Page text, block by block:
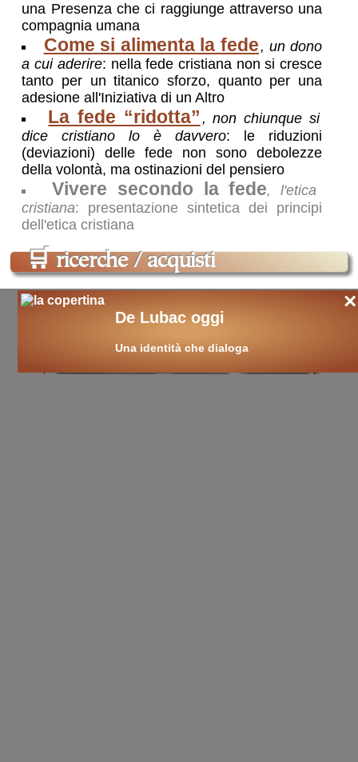
Incollamenti e strappi ,apparenze
immediate a cui non attacarsi: per arrivare
alla meta finale occore strapparsi da ciò
che, nel percorso verso di essa, ci
tratterrebbe a sé, impedendoci la piena
realizzazione
Situazione temporalesca
possibile connivente continuità
davvero grave non è il cedimento
momentaneo al male, ma il sopportare che
nel tempo il male continui a scavare dentro
di noi e a permanere come una sotterranea
riserva, che aspetta solo il momento giusto
per scoppiare
Le “tentazioni”,che cosa sono e come
affrontarle: La vita di fede deve affrontare
degli ostacoli: le “prove” (esteriori) e le
”tentazioni” (interiori). Questa pagina
riguarda queste ultime e come affrontarle
anche alla luce di alcuni grandi maestri di
spiritualità
una Presenza che ci raggiunge attraverso una
compagnia umana
Come si alimenta la fede , un dono
a cui aderire: nella fede cristiana non si cresce
tanto per un titanico sforzo, quanto per una
adesione all'Iniziativa di un Altro
La fede “ridotta” , non chiunque si
dice cristiano lo è davvero: le riduzioni
(deviazioni) delle fede non sono debolezze
della volontà, ma ostinazioni del pensiero
Vivere secondo la fede, l'etica
cristiana: presentazione sintetica dei principi
dell'etica cristiana
🛒 ricerche / acquisti
cercalibrisui temi: etica ×
De Lubac oggi
Una identità che dialoga